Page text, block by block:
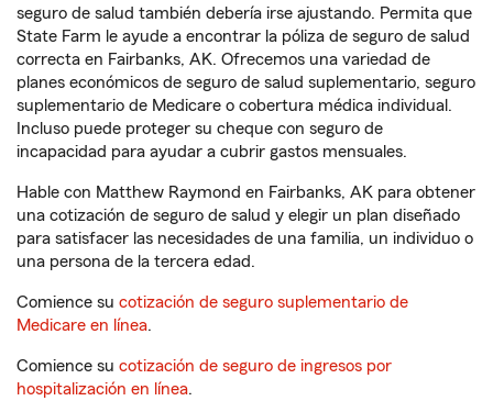
seguro de salud también debería irse ajustando. Permita que
State Farm le ayude a encontrar la póliza de seguro de salud
correcta en Fairbanks, AK. Ofrecemos una variedad de
planes económicos de seguro de salud suplementario, seguro
suplementario de Medicare o cobertura médica individual.
Incluso puede proteger su cheque con seguro de
incapacidad para ayudar a cubrir gastos mensuales.
Hable con Matthew Raymond en Fairbanks, AK para obtener
una cotización de seguro de salud y elegir un plan diseñado
para satisfacer las necesidades de una familia, un individuo o
una persona de la tercera edad.
Comience su cotización de seguro suplementario de
Medicare en línea.
Comience su cotización de seguro de ingresos por
hospitalización en línea.